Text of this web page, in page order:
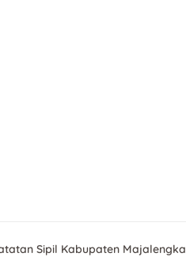
Sipil Kabupaten Majalengka